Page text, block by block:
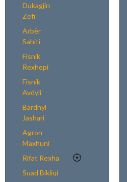
Dukagjin
Zefi
Arbër
Sahiti
Fisnik
Rexhepi
Fisnik
Avdyli
Bardhyl
Jashari
Agron
Maxhuni
Rifat Rexha
Suad Bikliqi